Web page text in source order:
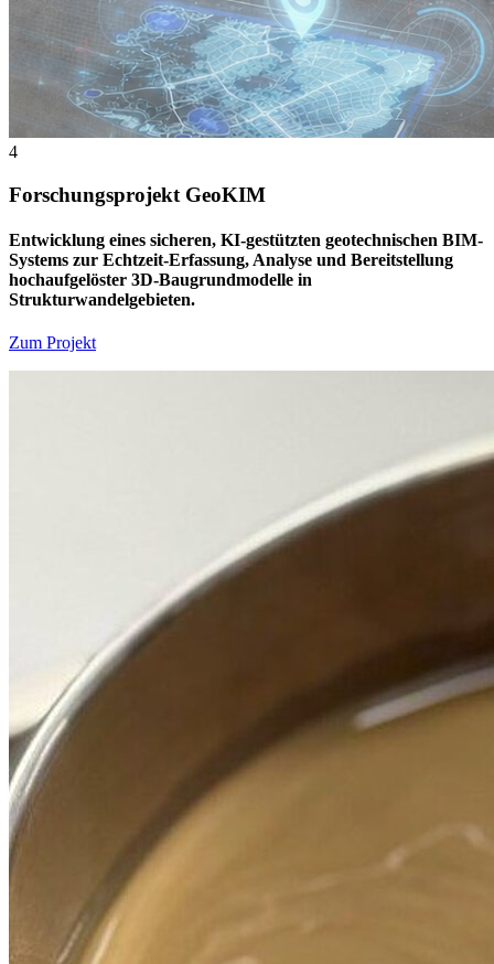
4
Forschungsprojekt GeoKIM
Entwicklung eines sicheren, KI-gestützten geotechnischen BIM-
Systems zur Echtzeit-Erfassung, Analyse und Bereitstellung
hochaufgelöster 3D-Baugrundmodelle in
Strukturwandelgebieten.
Zum Projekt